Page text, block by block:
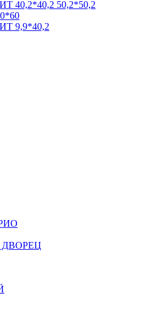
40,2*40,2 50,2*50,2
9,9*40,2